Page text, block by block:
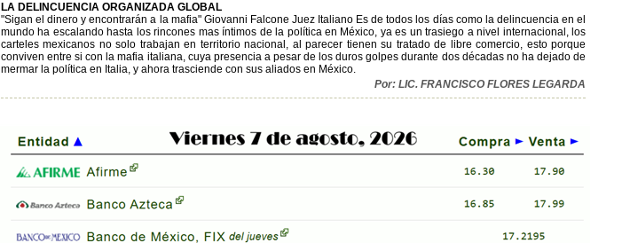
LA DELINCUENCIA ORGANIZADA GLOBAL
"Sigan el dinero y encontrarán a la mafia" Giovanni Falcone Juez Italiano Es de todos los días como la delincuencia en el
mundo ha escalando hasta los rincones mas íntimos de la política en México, ya es un trasiego a nivel internacional, los
carteles mexicanos no solo trabajan en territorio nacional, al parecer tienen su tratado de libre comercio, esto porque
conviven entre si con la mafia italiana, cuya presencia a pesar de los duros golpes durante dos décadas no ha dejado de
mermar la política en Italia, y ahora trasciende con sus aliados en México.
Por: LIC. FRANCISCO FLORES LEGARDA